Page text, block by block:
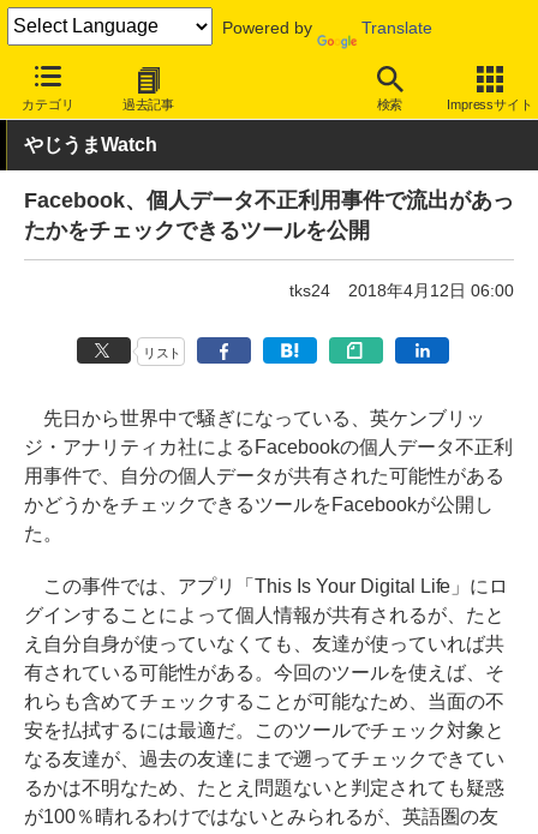
Powered by Translate
カテゴリ 過去記事 検索 Impressサイト
INTERNET Watch トピック 個人情報/パーソナルデ
やじうまWatch
Facebook、個人データ不正利用事件で流出があっ
たかをチェックできるツールを公開
tks24 2018年4月12日 06:00
リスト
先日から世界中で騒ぎになっている、英ケンブリッ
ジ・アナリティカ社によるFacebookの個人データ不正利
用事件で、自分の個人データが共有された可能性がある
かどうかをチェックできるツールをFacebookが公開し
た。
この事件では、アプリ「This Is Your Digital Life」にロ
グインすることによって個人情報が共有されるが、たと
え自分自身が使っていなくても、友達が使っていれば共
有されている可能性がある。今回のツールを使えば、そ
れらも含めてチェックすることが可能なため、当面の不
安を払拭するには最適だ。このツールでチェック対象と
なる友達が、過去の友達にまで遡ってチェックできてい
るかは不明なため、たとえ問題ないと判定されても疑惑
が100％晴れるわけではないとみられるが、英語圏の友